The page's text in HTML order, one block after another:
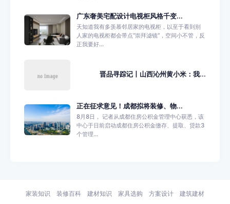
广东奢美宅配设计电视柜风格千变...
天知道我有多羡慕邻居家的电视柜，以至于看到别
人家的电视柜都会带点“崇拜滤镜”，空间小不管，反
正我要好...
晋品寻踪记丨山西沁州黄小米：我...
正在征求意见！成都拟将装修、物...
8月8日， 记者从成都住房公积金管理中心获悉，该
中心于日前启动成都住房公积金缴存、提取、贷款3
个管理...
家装知识 装修百科 建材知识 家具选购 方案设计 建筑建材